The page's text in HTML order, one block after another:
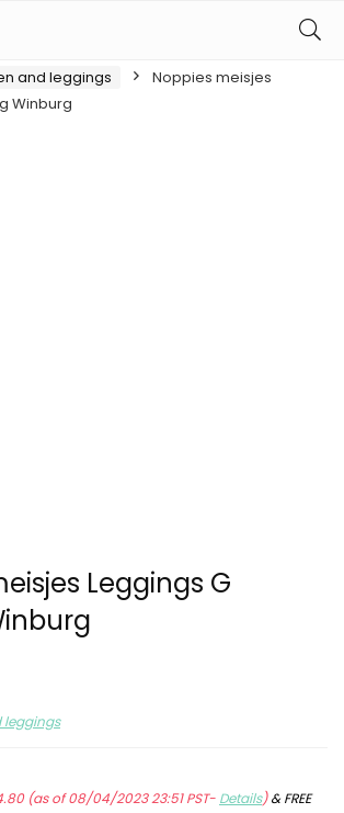
and leggings
Noppies meisjes
Winburg
Leggings G
leggings
(as of 08/04/2023 23:51 PST- Details)&FREE